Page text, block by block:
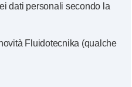
dati personali secondo la
Fluidotecnika (qualche